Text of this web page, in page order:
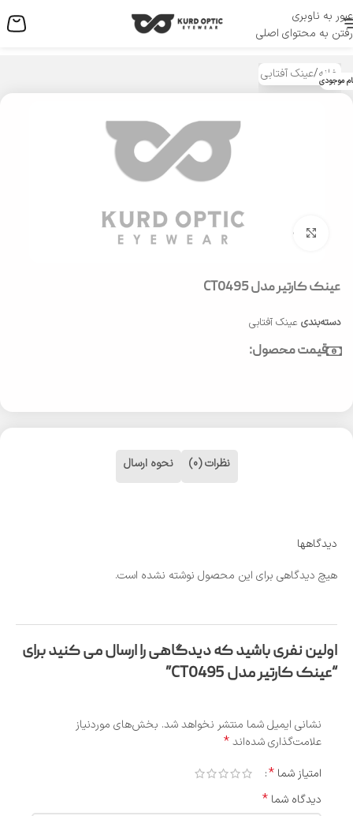
عبور به ناوبری
رفتن به محتوای اصلی
منو
خانه/عینک آفتابی موجودی
بزرگنمایی تصویر
عینک کارتیر مدل CT0495
دسته‌بندی عینک آفتابی
قیمت محصول:
نظرات (0) نحوه ارسال
دیدگاهها
هیچ دیدگاهی برای این محصول نوشته نشده است.
اولین نفری باشید که دیدگاهی را ارسال می کنید برای
“عینک کارتیر مدل CT0495”
نشانی ایمیل شما منتشر نخواهد شد. بخش‌های موردنیاز
علامت‌گذاری شده‌اند*
امتیاز شما *
دیدگاه شما *